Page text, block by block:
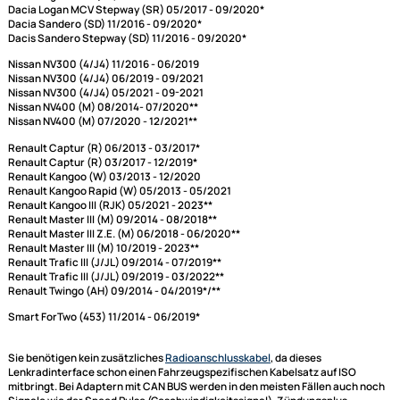
Lenkradfernbedienung
*Fahrzeuge mit Visteon RO13-X07 OEM Gerät ohne CAN Bus
**Fahrzeuge mit Browse 1-DIN OEM Gerät
**Fahrzeuge mit Radiovorbereitung
Für folgende Fahrzeuge geeignet:
Dacia Dokker Stepway (SD) 03/2017 - 11/2020*
Dacia Duster (SR) 01/2018 - 07/2021
Dacia Lodgy (SD) 03/2017 - 01/2022*
Dacia Lodgy Stepway (SD) 03/2017 - 02/2022*
Dacia Logan MCV (SD) 11/2016 - 09/2020*
Dacia Logan MCV Stepway (SR) 05/2017 - 09/2020*
Dacia Sandero (SD) 11/2016 - 09/2020*
Dacis Sandero Stepway (SD) 11/2016 - 09/2020*
Nissan NV300 (4/J4) 11/2016 - 06/2019
Nissan NV300 (4/J4) 06/2019 - 09/2021
Nissan NV300 (4/J4) 05/2021 - 09-2021
Nissan NV400 (M) 07/2020 - 12/2021**
Renault Captur (R) 06/2013 - 03/2017*